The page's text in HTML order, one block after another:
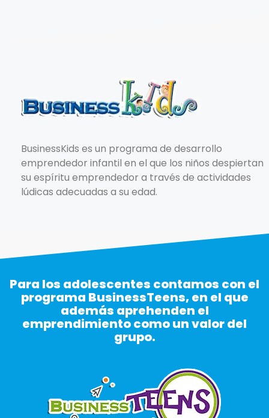
BusinessKids es un programa de desarrollo
emprendedor infantil en el que los niños despiertan
su espíritu emprendedor a través de actividades
lúdicas adecuadas a su edad.
Para los adolescentes contamos con el
programa BusinessTeens, en el que
además aprehenden el
emprendimiento como un valor del
grupo.